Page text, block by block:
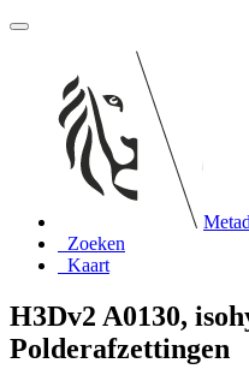
Zoeken
Kaart
H3Dv2 A0130,
Polderafzettingen